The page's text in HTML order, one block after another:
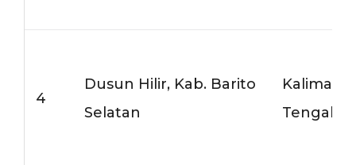
4
Dusun Hilir, Kab. Barito
Selatan
Tengah